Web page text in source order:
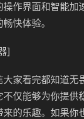
操作界面和智能加
快体验。
]
大家看完都知道
不仅能够为你提
来的乐趣。如果